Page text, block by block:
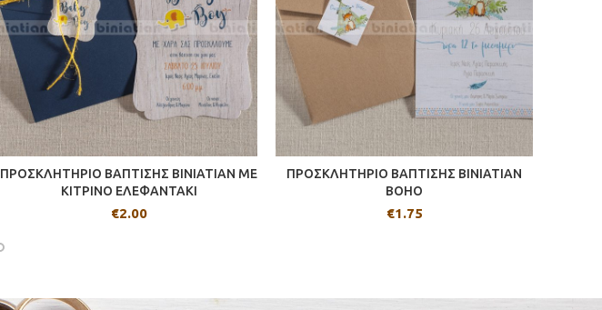
ΠΡΟΣΚΛΗΤΗΡΙΟ ΒΑΠΤΙΣΗΣ BINIATIAN ME
ΚΙΤΡΙΝΟ ΕΛΕΦΑΝΤΑΚΙ
€2.00
ΠΡΟΣΚΛΗΤΗΡΙΟ ΒΑΠΤΙΣΗΣ BINIATIAN
BOHO
€1.75